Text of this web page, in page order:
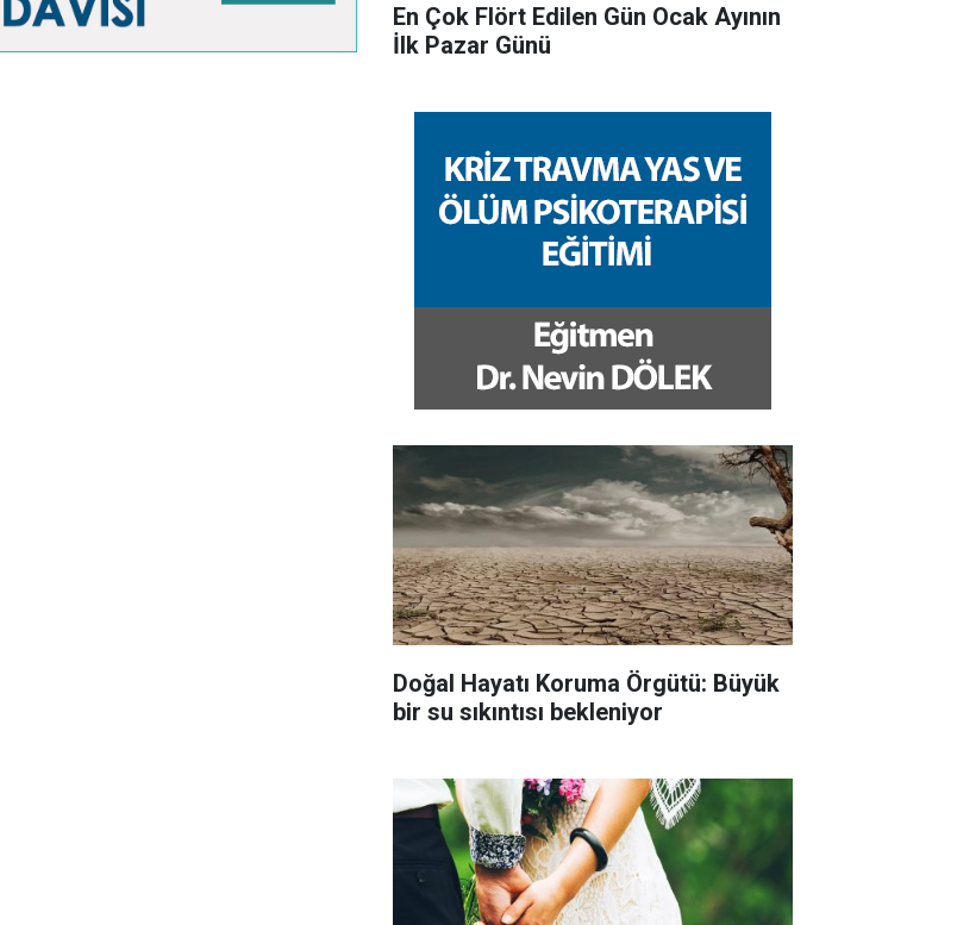
En Çok Flört Edilen Gün Ocak Ayının
İlk Pazar Günü
Doğal Hayatı Koruma Örgütü: Büyük
bir su sıkıntısı bekleniyor